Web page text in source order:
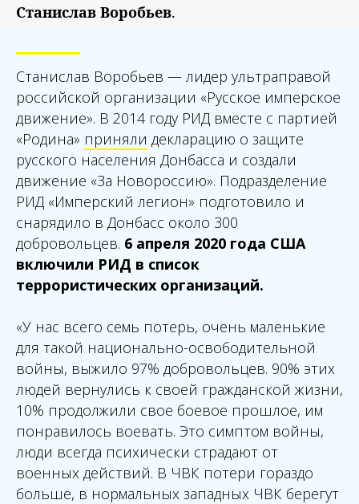
Станислав Воробьев.
Станислав Воробьев — лидер ультраправой
российской организации «Русское имперское
движение». В 2014 году РИД вместе с партией
«Родина» приняли декларацию о защите
русского населения Донбасса и создали
движение «За Новороссию». Подразделение
РИД «Имперский легион» подготовило и
снарядило в Донбасс около 300
добровольцев. 6 апреля 2020 года США
включили РИД в список
террористических организаций.
«У нас всего семь потерь, очень маленькие
для такой национально-освободительной
войны, выжило 97% добровольцев. 90% этих
людей вернулись к своей гражданской жизни,
10% продолжили свое боевое прошлое, им
понравилось воевать. Это симптом войны,
люди всегда психически страдают от
военных действий. В ЧВК потери гораздо
больше, в нормальных западных ЧВК берегут